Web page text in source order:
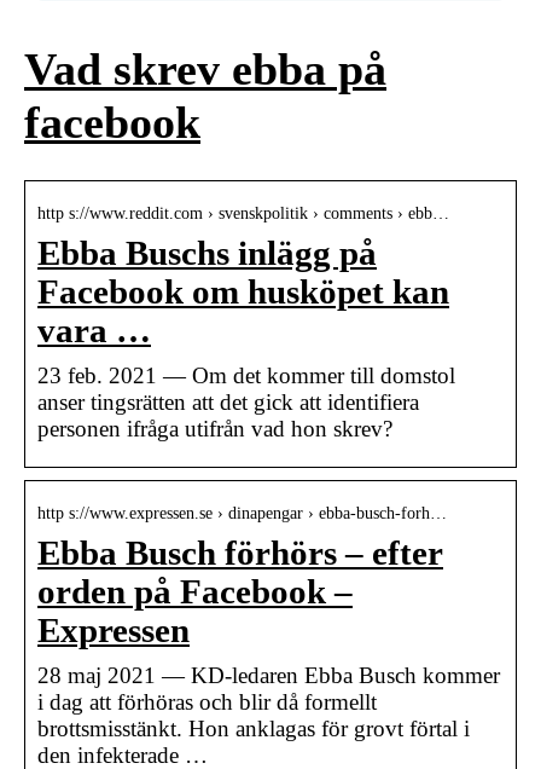
Vad skrev ebba på
facebook
http s://www.reddit.com › svenskpolitik › comments › ebb…
Ebba Buschs inlägg på
Facebook om husköpet kan
vara …
23 feb. 2021 — Om det kommer till domstol
anser tingsrätten att det gick att identifiera
personen ifråga utifrån vad hon skrev?
http s://www.expressen.se › dinapengar › ebba-busch-forh…
Ebba Busch förhörs – efter
orden på Facebook –
Expressen
28 maj 2021 — KD-ledaren Ebba Busch kommer
i dag att förhöras och blir då formellt
brottsmisstänkt. Hon anklagas för grovt förtal i
den infekterade …